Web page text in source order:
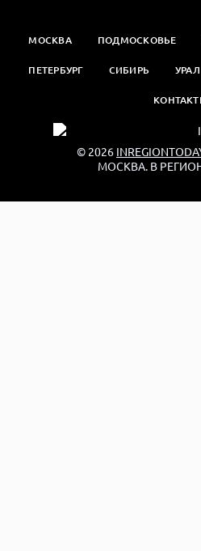
МОСКВА ПОДМОСКОВЬЕ
ПЕТЕРБУРГ СИБИРЬ УРАЛ
© 2026
МОСКВА. В